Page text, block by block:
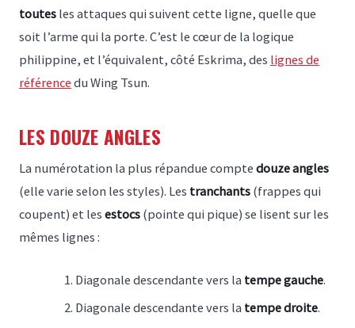
toutesles attaques qui suivent cette ligne, quelle que
soit l’arme qui la porte. C’est le cœur de la logique
philippine, et l’équivalent, côté Eskrima, des lignes de
référencedu Wing Tsun.
LES DOUZE ANGLES
La numérotation la plus répandue comptedouze angles
(elle varie selon les styles). Les tranchants(frappes qui
coupent) et lesestocs(pointe qui pique) se lisent sur les
mêmes lignes :
Diagonale descendante vers la tempe gauche.
Diagonale descendante vers la tempe droite.